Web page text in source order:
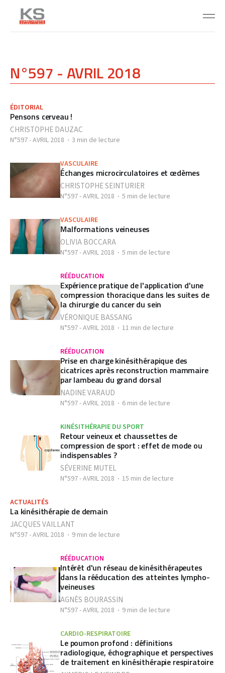
N°597 - AVRIL 2018
ÉDITORIAL
Pensons cerveau !
CHRISTOPHE DAUZAC
N°597 - AVRIL 2018 3 min de lecture
VASCULAIRE
Échanges microcirculatoires et œdèmes
CHRISTOPHE SEINTURIER
N°597 - AVRIL 2018 5 min de lecture
VASCULAIRE
Malformations veineuses
OLIVIA BOCCARA
N°597 - AVRIL 2018 5 min de lecture
RÉÉDUCATION
Expérience pratique de l'application d'une
compression thoracique dans les suites de
la chirurgie du cancer du sein
VÉRONIQUE BASSANG
N°597 - AVRIL 2018 11 min de lecture
RÉÉDUCATION
Prise en charge kinésithérapique des
cicatrices après reconstruction mammaire
par lambeau du grand dorsal
NADINE VARAUD
N°597 - AVRIL 2018 6 min de lecture
KINÉSITHÉRAPIE DU SPORT
Retour veineux et chaussettes de
compression de sport : effet de mode ou
indispensables ?
SÉVERINE MUTEL
N°597 - AVRIL 2018 15 min de lecture
ACTUALITÉS
La kinésithérapie de demain
JACQUES VAILLANT
N°597 - AVRIL 2018 9 min de lecture
RÉÉDUCATION
Intérêt d'un réseau de kinésithérapeutes
dans la rééducation des atteintes lympho-
veineuses
AGNÈS BOURASSIN
N°597 - AVRIL 2018 9 min de lecture
CARDIO-RESPIRATOIRE
Le poumon profond : définitions
radiologique, échographique et perspectives
de traitement en kinésithérapie respiratoire